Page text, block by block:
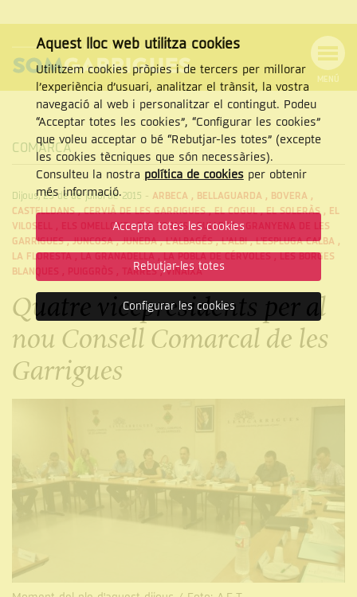
NAVEGACIÓ
MENÚ
Cercar
CERCAR
COMARCA
Dijous, 23 de de juliol de 2015 - ARBECA, BELLAGUARDA, BOVERA,
CASTELLDANS,CERVIÀ DE LES GARRIGUES,EL COGUL,EL SOLERÀS, EL
VILOSELL
ELS OMELLONS,ELS TORMS ,FULLEDA, GRANYENA DE LES
GARRIGUES,JUNCOSA,JUNEDA,L'ALBAGÉS,L'ALBI,L'ESPLUGA CALBA ,
LA FLORESTA,LA GRANADELLA,LA POBLA DE CÉRVOLES,LES BORGES
BLANQUES
TARRÉS,VINAIXA
Quatre vicepresidents per al
nou Consell Comarcal de les
Garrigues
Aquest lloc web utilitza cookies
Utilitzem cookies pròpies i de tercers per millorar
l’experiència d’usuari, analitzar el trànsit, la vostra
navegació al web i personalitzar el contingut. Podeu
“Acceptar totes les cookies”, “Configurar les cookies”
que voleu acceptar o bé “Rebutjar-les totes” (excepte
les cookies tècniques que són necessàries).
Consulteu la nostra política de cookiesper obtenir
més informació.
Accepta totes les cookies
Rebutjar-les totes
Configurar les cookies